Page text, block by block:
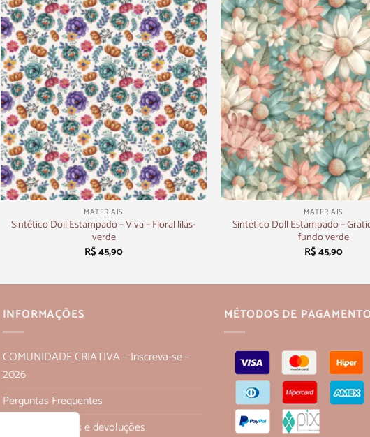
+
MATERIAIS
Sintético Doll Estampado – Viva – Floral lilás-
verde
R$45,90
+
MATERIAIS
Sintético Doll Estampado –
fundo verde
R$45,90
INFORMAÇÕES
COMUNIDADE CRIATIVA – Inscreva-se –
2026
Perguntas Frequentes
Política de trocas e devoluções
MÉTODOS DE PAGAMENTO